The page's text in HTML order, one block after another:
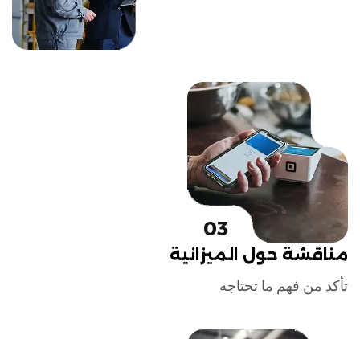
03
مناقشة حول الميزانية
تأكد من فهم ما تحتاجه